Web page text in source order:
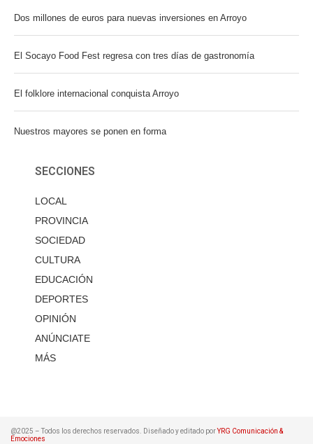
Dos millones de euros para nuevas inversiones en Arroyo
El Socayo Food Fest regresa con tres días de gastronomía
El folklore internacional conquista Arroyo
Nuestros mayores se ponen en forma
SECCIONES
LOCAL
PROVINCIA
SOCIEDAD
CULTURA
EDUCACIÓN
DEPORTES
OPINIÓN
ANÚNCIATE
MÁS
@2025 – Todos los derechos reservados. Diseñado y editado porYRG Comunicación &
Emociones